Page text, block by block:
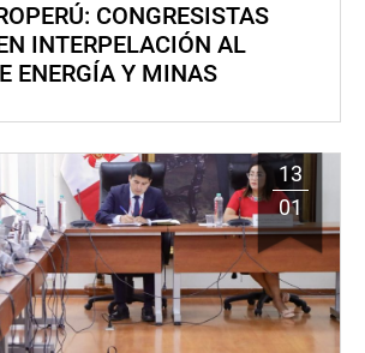
CONGRESISTAS
INTERPELACIÓN AL
ENERGÍA Y MINAS
13
01